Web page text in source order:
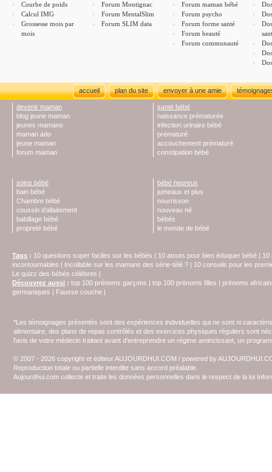
Courbe de poids
Calcul IMG
Grossesse mois par
mois
Forum Montignac
Forum MentalSlim
Forum SLIM data
Forum maman bébé
Forum psycho
Forum forme santé
Forum beauté
Forum communauté
accueil plan du site envoyer à une amie
devenir maman
blog jeune maman
jeunes mamans
maman ado
jeune maman
forum maman
santé bébé
naissance prématurée
infection urinaire bébé
prématuré
accouchement prématuré
constipation bébé
soins bébé
bain bébé
Chambre bébé
coussin d'allaitement
babillage bébé
propreté bébé
bébé heureux
jumeaux et plus
nourrisson
nouveau né
bébés
le monde de bébé
Tags : 10 questions super faciles sur les bébés | 10 atouts pour bien éduquer bébé | 10
incontournables | Incollable sur les mamans des série-télé ? | 10 conseils pour les
Le quizz des bébés célèbres |
Découvrez aussi : top 100 prénoms garçons | top 100 prénoms filles | prénoms
germaniques | Fausse couche |
*Les témoignages présentés sont des expériences individuelles qui ne sont ni
alimentaire, des plans de repas contrôlés et des exercices physiques réguliers sont
l'avis de votre médecin traitant avant d'entreprendre un régime amincissant, un
© 2007 - 2026 copyright et éditeur AUJOURDHUI.COM / powered by
Reproduction totale ou partielle interdite sans accord préalable.
Aujourdhui.com collecte et traite les données personnelles dans le respect de la loi